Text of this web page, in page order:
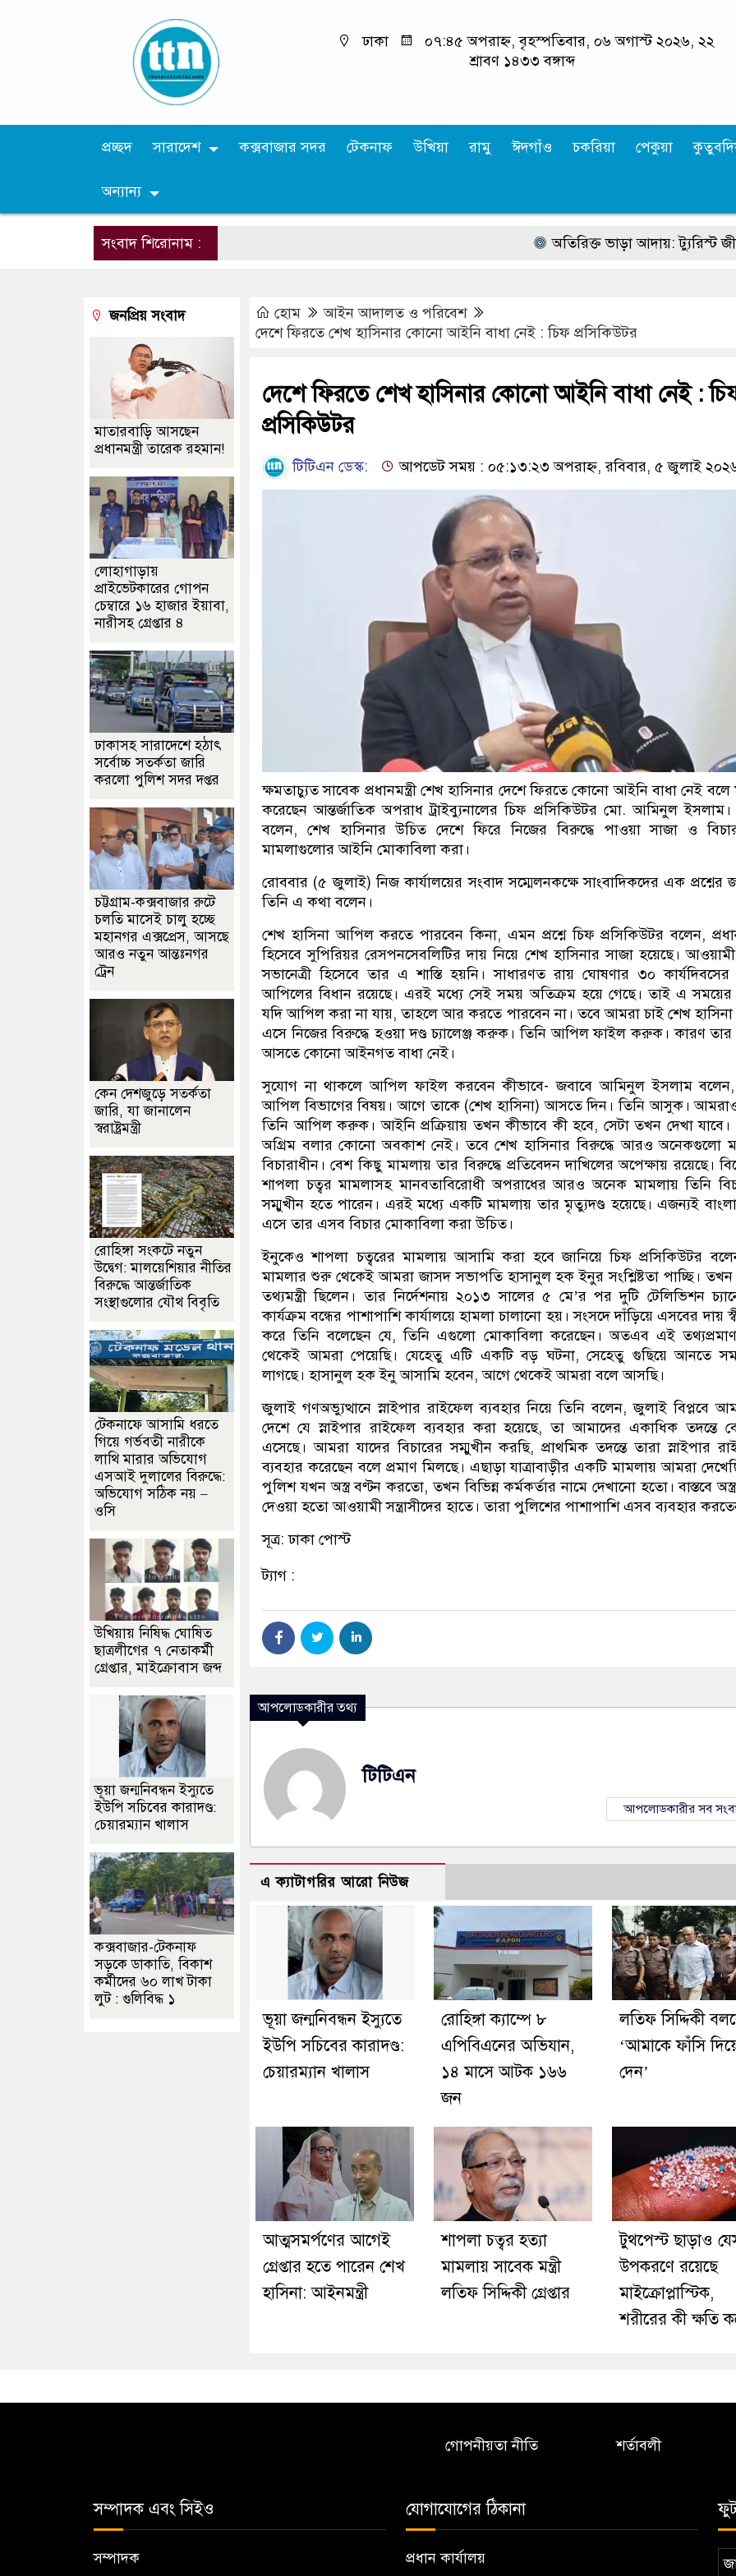
ঢাকা
০৭:৪৫ অপরাহ্ন, বৃহস্পতিবার, ০৬ অগাস্ট ২০২৬, ২২
শ্রাবণ ১৪৩৩ বঙ্গাব্দ
প্রচ্ছদ সারাদেশ কক্সবাজার সদর টেকনাফ উখিয়া রামু ঈদগাঁও চকরিয়া পেকুয়া
অন্যান্য
সংবাদ শিরোনাম : অতিরিক্ত ভাড়া আদায়: ট্যুরিস্ট জীপ
হোম
আইন আদালত ও পরিবেশ
দেশে ফিরতে শেখ হাসিনার কোনো আইনি বাধা নেই : চিফ প্রসিকিউটর
দেশে ফিরতে শেখ হাসিনার কোনো আইনি বাধা নেই :
প্রসিকিউটর
টিটিএন ডেস্ক: আপডেট সময় : ০৫:১৩:২৩ অপরাহ্ন, রবিবার, ৫ জুলাই
ক্ষমতাচ্যুত সাবেক প্রধানমন্ত্রী শেখ হাসিনার দেশে ফিরতে কোনো আইনি বাধা নেই বলে
করেছেন আন্তর্জাতিক অপরাধ ট্রাইব্যুনালের চিফ প্রসিকিউটর মো. আমিনুল ইসলাম।
বলেন, শেখ হাসিনার উচিত দেশে ফিরে নিজের বিরুদ্ধে পাওয়া সাজা ও
মামলাগুলোর আইনি মোকাবিলা করা।
রোববার (৫ জুলাই) নিজ কার্যালয়ের সংবাদ সম্মেলনকক্ষে সাংবাদিকদের এক প্রশ্নের
তিনি এ কথা বলেন।
শেখ হাসিনা আপিল করতে পারবেন কিনা, এমন প্রশ্নে চিফ প্রসিকিউটর বলেন,
হিসেবে সুপিরিয়র রেসপনসেবলিটির দায় নিয়ে শেখ হাসিনার সাজা হয়েছে।
সভানেত্রী হিসেবে তার এ শাস্তি হয়নি। সাধারণত রায় ঘোষণার ৩০ কার্যদিবসের
আপিলের বিধান রয়েছে। এরই মধ্যে সেই সময় অতিক্রম হয়ে গেছে। তাই এ সময়ের
যদি আপিল করা না যায়, তাহলে আর করতে পারবেন না। তবে আমরা চাই শেখ হাসিনা
এসে নিজের বিরুদ্ধে হওয়া দণ্ড চ্যালেঞ্জ করুক। তিনি আপিল ফাইল করুক। কারণ তার
আসতে কোনো আইনগত বাধা নেই।
সুযোগ না থাকলে আপিল ফাইল করবেন কীভাবে- জবাবে আমিনুল ইসলাম
আপিল বিভাগের বিষয়। আগে তাকে (শেখ হাসিনা) আসতে দিন। তিনি আসুক।
তিনি আপিল করুক। আইনি প্রক্রিয়ায় তখন কীভাবে কী হবে, সেটা তখন দেখা
অগ্রিম বলার কোনো অবকাশ নেই। তবে শেখ হাসিনার বিরুদ্ধে আরও অনেকগুলো
বিচারাধীন। বেশ কিছু মামলায় তার বিরুদ্ধে প্রতিবেদন দাখিলের অপেক্ষায় রয়েছে।
শাপলা চত্বর মামলাসহ মানবতাবিরোধী অপরাধের আরও অনেক মামলায় তিনি
সম্মুখীন হতে পারেন। এরই মধ্যে একটি মামলায় তার মৃত্যুদণ্ড হয়েছে। এজন্যই
এসে তার এসব বিচার মোকাবিলা করা উচিত।
ইনুকেও শাপলা চত্বরের মামলায় আসামি করা হবে জানিয়ে চিফ প্রসিকিউটর
মামলার শুরু থেকেই আমরা জাসদ সভাপতি হাসানুল হক ইনুর সংশ্লিষ্টতা পাচ্ছি। তখন
তথ্যমন্ত্রী ছিলেন। তার নির্দেশনায় ২০১৩ সালের ৫ মে’র পর দুটি টেলিভিশন
কার্যক্রম বন্ধের পাশাপাশি কার্যালয়ে হামলা চালানো হয়। সংসদে দাঁড়িয়ে এসবের দায়
করে তিনি বলেছেন যে, তিনি এগুলো মোকাবিলা করেছেন। অতএব এই
থেকেই আমরা পেয়েছি। যেহেতু এটি একটি বড় ঘটনা, সেহেতু গুছিয়ে আনতে
লাগছে। হাসানুল হক ইনু আসামি হবেন, আগে থেকেই আমরা বলে আসছি।
জুলাই গণঅভ্যুত্থানে স্নাইপার রাইফেল ব্যবহার নিয়ে তিনি বলেন, জুলাই বিপ্লবে
দেশে যে স্নাইপার রাইফেল ব্যবহার করা হয়েছে, তা আমাদের একাধিক তদন্তে
এসেছে। আমরা যাদের বিচারের সম্মুখীন করছি, প্রাথমিক তদন্তে তারা স্নাইপার
ব্যবহার করেছেন বলে প্রমাণ মিলছে। এছাড়া যাত্রাবাড়ীর একটি মামলায় আমরা
পুলিশ যখন অস্ত্র বণ্টন করতো, তখন বিভিন্ন কর্মকর্তার নামে দেখানো হতো। বাস্তবে
দেওয়া হতো আওয়ামী সন্ত্রাসীদের হাতে। তারা পুলিশের পাশাপাশি এসব ব্যবহার
সূত্র: ঢাকা পোস্ট
ট্যাগ :
আপলোডকারীর তথ্য
টিটিএন
আপলোডকারীর সব
এ ক্যাটাগরির আরো নিউজ
ভূয়া জন্মনিবন্ধন ইস্যুতে
ইউপি সচিবের কারাদণ্ড:
চেয়ারম্যান খালাস
রোহিঙ্গা ক্যাম্পে ৮
এপিবিএনের অভিযান,
১৪ মাসে আটক ১৬৬
জন
লতিফ সিদ্দিকী
‘আমাকে ফাঁসি
দেন’
আত্মসমর্পণের আগেই
গ্রেপ্তার হতে পারেন শেখ
হাসিনা: আইনমন্ত্রী
শাপলা চত্বর হত্যা
মামলায় সাবেক মন্ত্রী
লতিফ সিদ্দিকী গ্রেপ্তার
টুথপেস্ট ছাড়াও
উপকরণে রয়েছে
মাইক্রোপ্লাস্টিক,
শরীরের কী ক্ষতি
জনপ্রিয় সংবাদ
মাতারবাড়ি আসছেন
প্রধানমন্ত্রী তারেক রহমান!
লোহাগাড়ায়
প্রাইভেটকারের গোপন
চেম্বারে ১৬ হাজার ইয়াবা,
নারীসহ গ্রেপ্তার ৪
ঢাকাসহ সারাদেশে হঠাৎ
সর্বোচ্চ সতর্কতা জা‌রি
করলো পুলিশ সদর দপ্তর
চট্টগ্রাম-কক্সবাজার রুটে
চলতি মাসেই চালু হচ্ছে
মহানগর এক্সপ্রেস, আসছে
আরও নতুন আন্তঃনগর
ট্রেন
কেন দেশজুড়ে সতর্কতা
জারি, যা জানালেন
স্বরাষ্ট্রমন্ত্রী
রোহিঙ্গা সংকটে নতুন
উদ্বেগ: মালয়েশিয়ার নীতির
বিরুদ্ধে আন্তর্জাতিক
সংস্থাগুলোর যৌথ বিবৃতি
টেকনাফে আসামি ধরতে
গিয়ে গর্ভবতী নারীকে
লাথি মারার অভিযোগ
এসআই দুলালের বিরুদ্ধে:
অভিযোগ সঠিক নয় –
ওসি
উখিয়ায় নিষিদ্ধ ঘোষিত
ছাত্রলীগের ৭ নেতাকর্মী
গ্রেপ্তার, মাইক্রোবাস জব্দ
ভূয়া জন্মনিবন্ধন ইস্যুতে
ইউপি সচিবের কারাদণ্ড:
চেয়ারম্যান খালাস
কক্সবাজার-টেকনাফ
সড়কে ডাকাতি, বিকাশ
কর্মীদের ৬০ লাখ টাকা
লুট : গুলিবিদ্ধ ১
গোপনীয়তা নীতি শর্তাবলী
সম্পাদক এবং সিইও
সম্পাদক
যোগাযোগের ঠিকানা
প্রধান কার্যালয়